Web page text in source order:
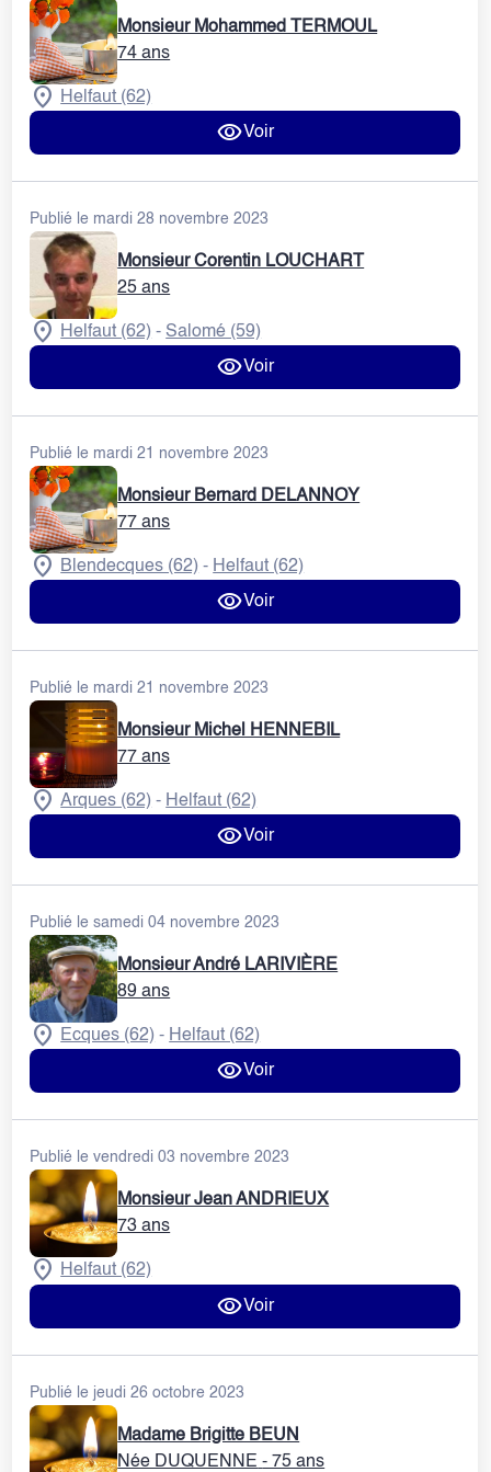
Monsieur Mohammed TERMOUL
74 ans
Helfaut (62)
Voir
Publié le mardi 28 novembre 2023
Monsieur Corentin LOUCHART
25 ans
Helfaut (62) -Salomé (59)
Voir
Publié le mardi 21 novembre 2023
Monsieur Bernard DELANNOY
77 ans
Blendecques (62) - Helfaut (62)
Voir
Publié le mardi 21 novembre 2023
Monsieur Michel HENNEBIL
77 ans
Arques (62) - Helfaut (62)
Voir
Publié le samedi 04 novembre 2023
Monsieur André LARIVIÈRE
89 ans
Ecques (62) - Helfaut (62)
Voir
Publié le vendredi 03 novembre 2023
Monsieur Jean ANDRIEUX
73 ans
Helfaut (62)
Voir
Publié le jeudi 26 octobre 2023
Madame Brigitte BEUN
Née DUQUENNE - 75 ans